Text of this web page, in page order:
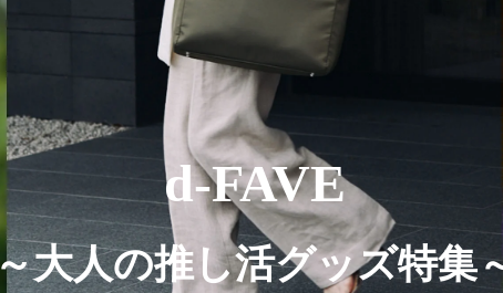
d-FAVE
～大人の推し活グッズ特集